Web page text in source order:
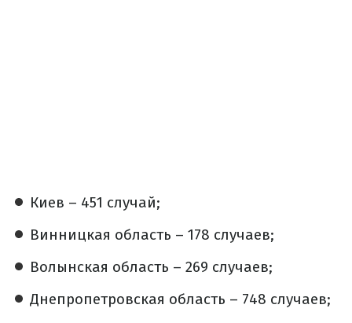
Киев – 451 случай;
Винницкая область – 178 случаев;
Волынская область – 269 случаев;
Днепропетровская область – 748 случаев;